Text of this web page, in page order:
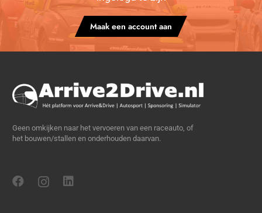
Maak een account aan
Geen omkijken naar het vervoeren van een raceauto, of
het bouwen/stallen en onderhouden daarvan.